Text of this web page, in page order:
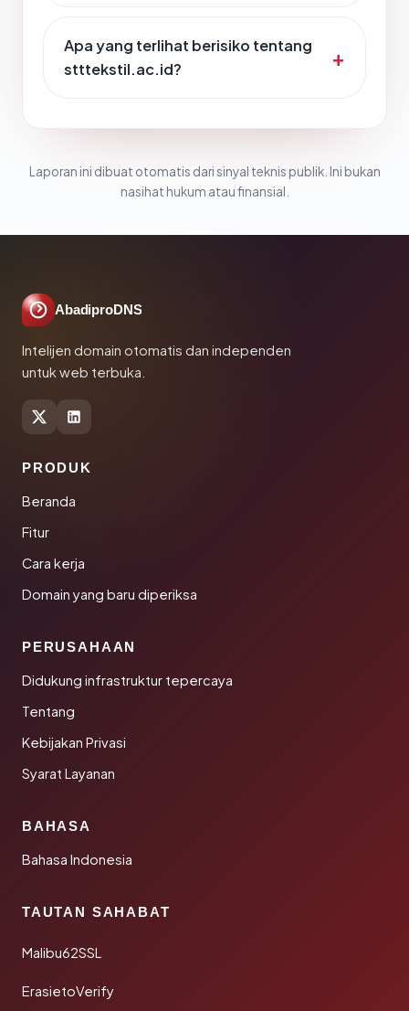
Apa yang terlihat berisiko tentang
stttekstil.ac.id?
Laporan ini dibuat otomatis dari sinyal teknis publik. Ini bukan
nasihat hukum atau finansial.
AbadiproDNS
Intelijen domain otomatis dan independen
untuk web terbuka.
PRODUK
Beranda
Fitur
Cara kerja
Domain yang baru diperiksa
PERUSAHAAN
Didukung infrastruktur tepercaya
Tentang
Kebijakan Privasi
Syarat Layanan
BAHASA
Bahasa Indonesia
TAUTAN SAHABAT
Malibu62SSL
ErasietoVerify